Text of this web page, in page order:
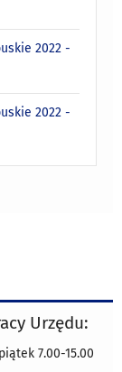
2022 -
2022 -
Urzędu:
7.00-15.00